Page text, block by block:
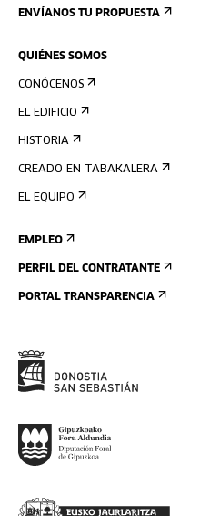
ENVÍANOS TU PROPUESTA
QUIÉNES SOMOS
CONÓCENOS
EL EDIFICIO
HISTORIA
CREADO EN TABAKALERA
EL EQUIPO
EMPLEO
PERFIL DEL CONTRATANTE
PORTAL TRANSPARENCIA